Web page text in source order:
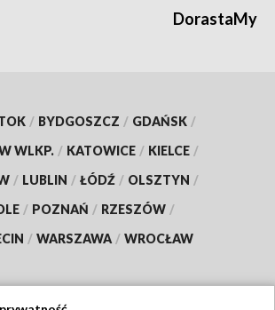
DorastaMy
/ BYDGOSZCZ / GDAŃSK /
WLKP. / KATOWICE / KIELCE /
/ LUBLIN / ŁÓDŹ / OLSZTYN /
/ POZNAŃ / RZESZÓW /
/ WARSZAWA / WROCŁAW